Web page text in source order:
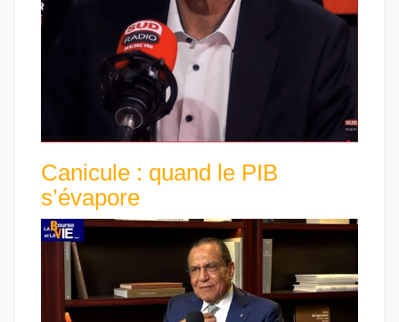
Canicule : quand le PIB
s’évapore